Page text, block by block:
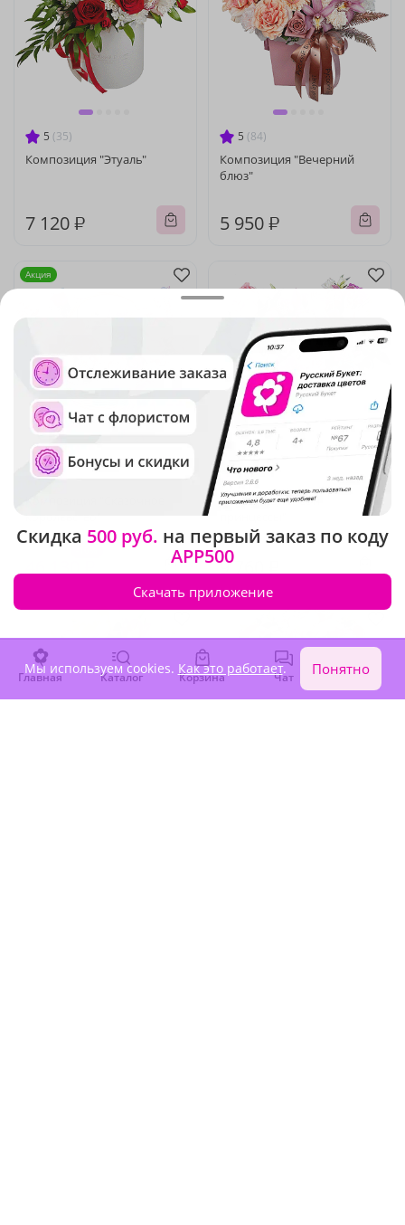
5 (35)
Композиция "Этуаль"
7 120 ₽
5 (84)
Композиция "Вечерний
блюз"
5 950 ₽
4.9(26)
Акция
4.9(184)
Композиция "Сон
9 760 ₽
Главная Каталог Корзина Чат Войти
Скидка 500 руб. на первый заказ по коду
APP500
Скачать приложение
Мы используем cookies. Как это работает. Понятно